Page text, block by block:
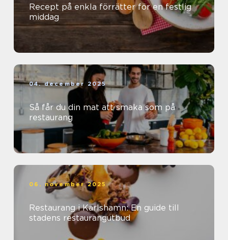
Recept på enkla förrätter för en festlig
middag
04. december 2025
Så får du din mat att smaka som på
restaurang
06. november 2025
Restaurang i Karlshamn: En guide till
stadens restaurangutbud